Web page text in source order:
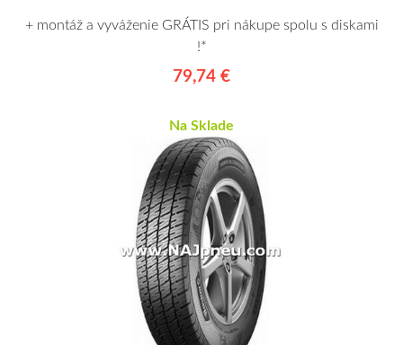
+ montáž a vyváženie GRÁTIS pri nákupe spolu s diskami
!*
79,74 €
Na Sklade